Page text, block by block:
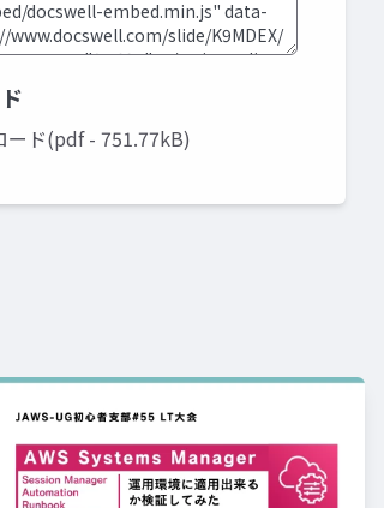
ード(pdf - 751.77kB)